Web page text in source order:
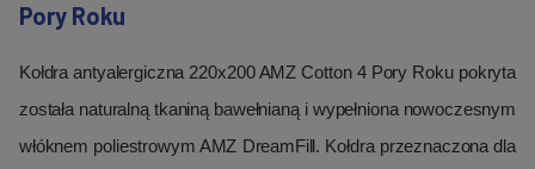
Pory Roku
Kołdra antyalergiczna 220x200 AMZ Cotton 4 Pory Roku pokryta
została naturalną tkaniną bawełnianą i wypełniona nowoczesnym
włóknem poliestrowym AMZ DreamFill. Kołdra przeznaczona dla